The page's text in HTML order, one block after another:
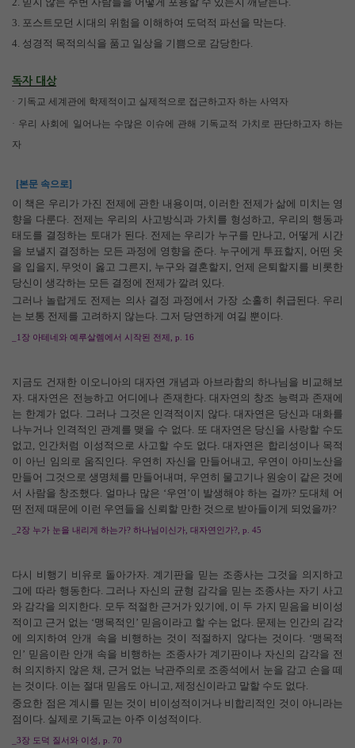
3. 포스트모던 시대의 위험을 이해하여 도덕적 파선을 막는다
4. 성경적 목적의식을 품고 일상을 기쁨으로 감당한다
독자 대상
· 기독교 세계관에 학제적이고 실제적으로 접근하고자 하는 사역자
· 우리 사회에 일어나는 수많은 이슈에 관해 기독교적 가치로 판단하고자 하는
자
[본문 속으로]
이 책은 우리가 가진 전제에 관한 내용이며 이러한 전제가 삶에 미치는 영
향을 다룬다 전제는 우리의 사고방식과 가치를 형성하고
우리의 행동과
태도를 결정하는 토대가 된다. 전제는 우리가 누구를 만나고
어떻게 시간
을 보낼지 결정하는 모든 과정에 영향을 준다 누구에게 투표할지
어떤 옷
을 입을지 무엇이 옳고 그른지 누구와 결혼할지
언제 은퇴할지를 비롯한
당신이 생각하는 모든 결정에 전제가 깔려 있다
그러나 놀랍게도 전제는 의사 결정 과정에서 가장 소홀히 취급된다. 우리
는 보통 전제를 고려하지 않는다 그저 당연하게 여길 뿐이다
_1 장 아테네와 예루살렘에서 시작된 전제 , p. 16
지금도 건재한 이오니아의 대자연 개념과 아브라함의 하나님을 비교해보
자 .대자연은 전능하고 어디에나 존재한다. 대자연의 창조 능력과 존재에
는 한계가 없다. 그러나 그것은 인격적이지 않다 .대자연은 당신과 대화를
나누거나 인격적인 관계를 맺을 수 없다 또 대자연은 당신을 사랑할 수도
없고
인간처럼 이성적으로 사고할 수도 없다.대자연은 합리성이나 목적
이 아닌 임의로 움직인다 우연히 자신을 만들어내고
우연이 아미노산을
만들어 그것으로 생명체를 만들어내며
우연히 물고기나 원숭이 같은 것에
서 사람을 창조했다 얼마나 많은 ‘우연 ’이 발생해야 하는 걸까? 도대체 어
떤 전제 때문에 이런 우연들을 신뢰할 만한 것으로 받아들이게 되었을까?
_2장 누가 눈을 내리게 하는가? 하나님이신가 대자연인가?, p. 45
다시 비행기 비유로 돌아가자 계기판을 믿는 조종사는 그것을 의지하고
그에 따라 행동한다. 그러나 자신의 균형 감각을 믿는 조종사는 자기 사고
와 감각을 의지한다 모두 적절한 근거가 있기에 이 두 가지 믿음을 비이성
적이고 근거 없는 ‘맹목적인 ’ 믿음이라고 할 수는 없다 문제는 인간의 감각
에 의지하여 안개 속을 비행하는 것이 적절하지 않다는 것이다. ‘맹목적
인 ’ 믿음이란 안개 속을 비행하는 조종사가 계기판이나 자신의 감각을 전
혀 의지하지 않은 채
근거 없는 낙관주의로 조종석에서 눈을 감고 손을 떼
는 것이다 이는 절대 믿음도 아니고 제정신이라고 말할 수도 없다
중요한 점은 계시를 믿는 것이 비이성적이거나 비합리적인 것이 아니라는
점이다 실제로 기독교는 아주 이성적이다
_3장 도덕 질서와 이성 , p. 70